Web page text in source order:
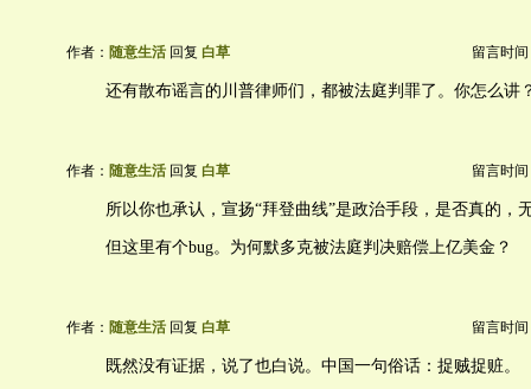
作者： 随意生活 回复 白草 留言时间
还有散布谣言的川普律师们，都被法庭判罪了。你怎么讲
作者： 随意生活 回复 白草 留言时间
所以你也承认，宣扬“拜登曲线”是政治手段，是否真的，
但这里有个bug。为何默多克被法庭判决赔偿上亿美金？
作者： 随意生活 回复 白草 留言时间
既然没有证据，说了也白说。中国一句俗话：捉贼捉赃。